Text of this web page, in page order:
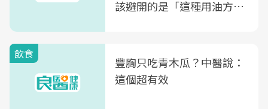
該避開的是「這種用油方
飲食
豐胸只吃青木瓜？中醫說：
這個超有效